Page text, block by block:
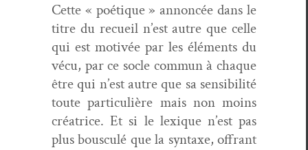
Cette « poé­tique » annon­cée dans le
titre du recueil n’est autre que celle
qui est motivée par les élé­ments du
vécu, par ce socle com­mun à chaque
être qui n’est autre que sa sen­si­bil­ité
toute par­ti­c­ulière mais non moins
créa­trice. Et si le lex­ique n’est pas
plus bous­culé que la syn­taxe, offrant